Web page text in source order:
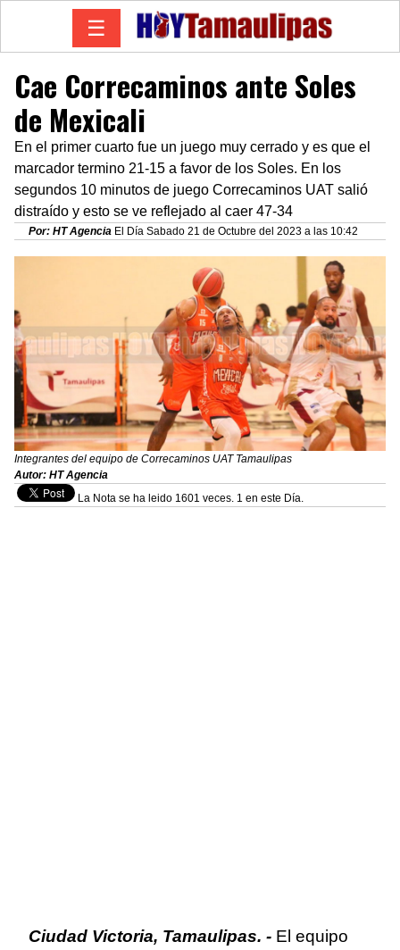
☰
Cae Correcaminos ante Soles
de Mexicali
En el primer cuarto fue un juego muy cerrado y es que el
marcador termino 21-15 a favor de los Soles. En los
segundos 10 minutos de juego Correcaminos UAT salió
distraído y esto se ve reflejado al caer 47-34
Por: HT Agencia El Día Sabado 21 de Octubre del 2023 a las 10:42
Integrantes del equipo de Correcaminos UAT Tamaulipas
Autor: HT Agencia
La Nota se ha leido 1601 veces. 1 en este Día.
Ciudad Victoria, Tamaulipas. - El equipo